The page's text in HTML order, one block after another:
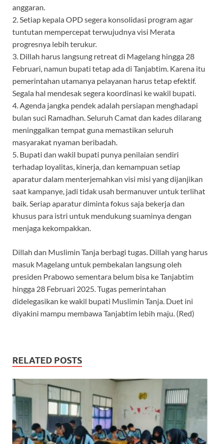
anggaran.
2. Setiap kepala OPD segera konsolidasi program agar
tuntutan mempercepat terwujudnya visi Merata
progresnya lebih terukur.
3. Dillah harus langsung retreat di Magelang hingga 28
Februari, namun bupati tetap ada di Tanjabtim. Karena itu
pemerintahan utamanya pelayanan harus tetap efektif.
Segala hal mendesak segera koordinasi ke wakil bupati.
4. Agenda jangka pendek adalah persiapan menghadapi
bulan suci Ramadhan. Seluruh Camat dan kades dilarang
meninggalkan tempat guna memastikan seluruh
masyarakat nyaman beribadah.
5. Bupati dan wakil bupati punya penilaian sendiri
terhadap loyalitas, kinerja, dan kemampuan setiap
aparatur dalam menterjemahkan visi misi yang dijanjikan
saat kampanye, jadi tidak usah bermanuver untuk terlihat
baik. Seriap aparatur diminta fokus saja bekerja dan
khusus para istri untuk mendukung suaminya dengan
menjaga kekompakkan.
Dillah dan Muslimin Tanja berbagi tugas. Dillah yang harus
masuk Magelang untuk pembekalan langsung oleh
presiden Prabowo sementara belum bisa ke Tanjabtim
hingga 28 Februari 2025. Tugas pemerintahan
didelegasikan ke wakil bupati Muslimin Tanja. Duet ini
diyakini mampu membawa Tanjabtim lebih maju. (Red)
RELATED POSTS